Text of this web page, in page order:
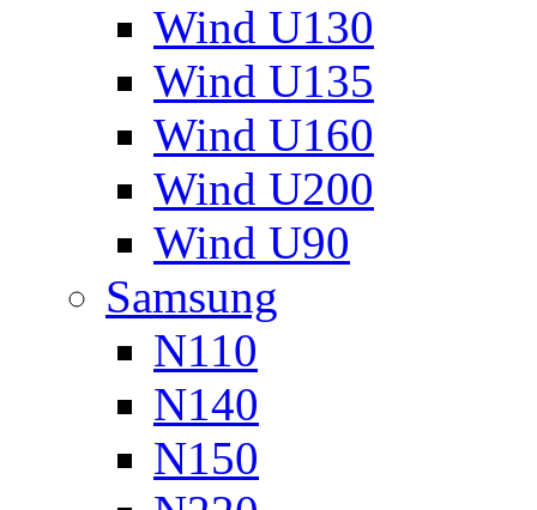
Wind U130
Wind U135
Wind U160
Wind U200
Wind U90
Samsung
N110
N140
N150